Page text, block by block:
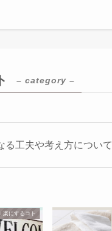
– category –
る工夫や考え方について
楽にするコト